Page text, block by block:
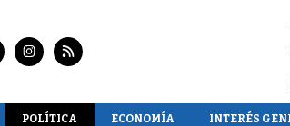
POLÍTICA ECONOMÍA INTERÉS